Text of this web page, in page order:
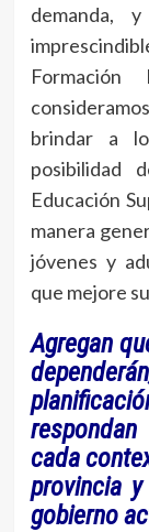
demanda,
brindar a
posibilidad
Educación
manera
jóvenes y
que mejore
Agregan
cada
provincia
gobierno